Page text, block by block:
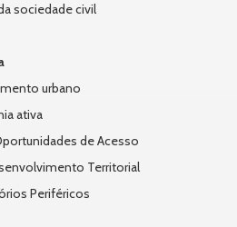
sociedade civil
urbano
ativa
de Acesso
Territorial
Periféricos